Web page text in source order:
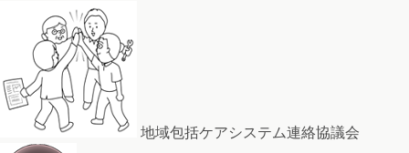
地域包括ケアシステム連絡協議会